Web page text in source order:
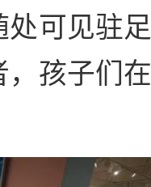
可见驻足
孩子们在